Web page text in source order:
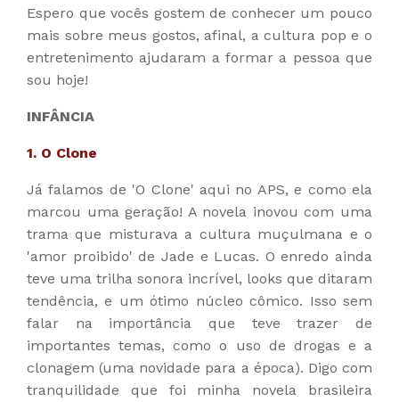
Espero que vocês gostem de conhecer um pouco
mais sobre meus gostos, afinal, a cultura pop e o
entretenimento ajudaram a formar a pessoa que
sou hoje!
INFÂNCIA
1. O Clone
Já falamos de 'O Clone' aqui no APS, e como ela
marcou uma geração! A novela inovou com uma
trama que misturava a cultura muçulmana e o
'amor proibido' de Jade e Lucas. O enredo ainda
teve uma trilha sonora incrível, looks que ditaram
tendência, e um ótimo núcleo cômico. Isso sem
falar na importância que teve trazer de
importantes temas, como o uso de drogas e a
clonagem (uma novidade para a época). Digo com
tranquilidade que foi minha novela brasileira